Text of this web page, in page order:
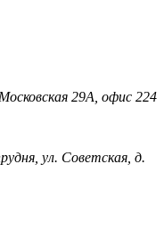
29А, офис 224
ул. Советская, д.